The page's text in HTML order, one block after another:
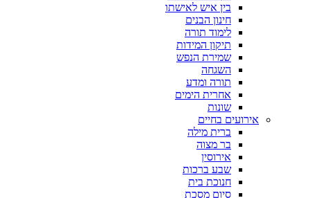
בין איש לאישתו
חינון הבנים
לימוד תורה
תיקון המידות
שמירת הנפש
השגחה
תורה ומדע
אחרית הימים
שונות
אירועים בחיים
ברית מילה
בר מצוה
אירוסין
שבע ברכות
חנוכת בית
סיום מסכת